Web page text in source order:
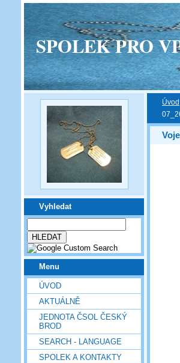
SPOLEK PRO
Vyhledat
Menu
ÚVOD
AKTUÁLNĚ
JEDNOTA ČSOL ČESKÝ
BROD
SEARCH - LANGUAGE
SPOLEK A KONTAKTY
Úvod